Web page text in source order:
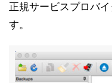
正規サービスプロバ
す。